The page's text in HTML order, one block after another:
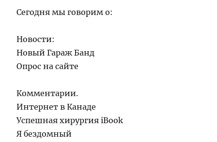
Сегодня мы говорим о:
Новости:
Новый Гараж Банд
Опрос на сайте
Комментарии.
Интернет в Канаде
Успешная хирургия iBook
Я бездомный